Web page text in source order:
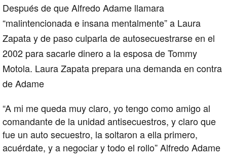
Después de que Alfredo Adame llamara
“malintencionada e insana mentalmente” a Laura
Zapata y de paso culparla de autosecuestrarse en el
2002 para sacarle dinero a la esposa de Tommy
Motola. Laura Zapata prepara una demanda en contra
de Adame
“A mi me queda muy claro, yo tengo como amigo al
comandante de la unidad antisecuestros, y claro que
fue un auto secuestro, la soltaron a ella primero,
acuérdate, y a negociar y todo el rollo” Alfredo Adame